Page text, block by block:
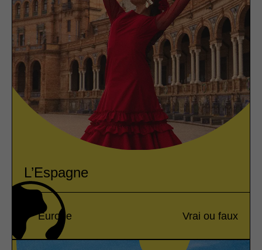
L’Espagne
Europe Vrai ou faux